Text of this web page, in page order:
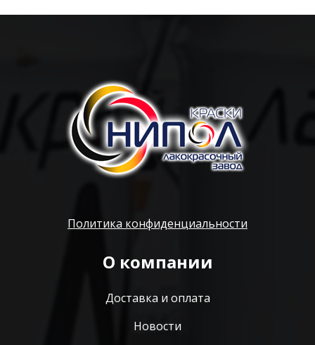
Политика конфиденциальности
О компании
Доставка и оплата
Новости